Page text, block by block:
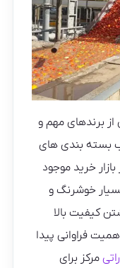
از برندهای مهم و
بسته بندی های
خرید موجود
خوشرنگ و
کیفیت بالا
فراوانی پیدا
مرکز برای